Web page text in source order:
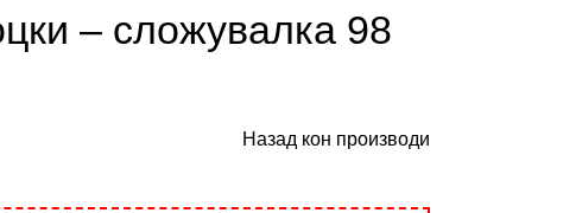
– сложувалка 98
Назад кон производи